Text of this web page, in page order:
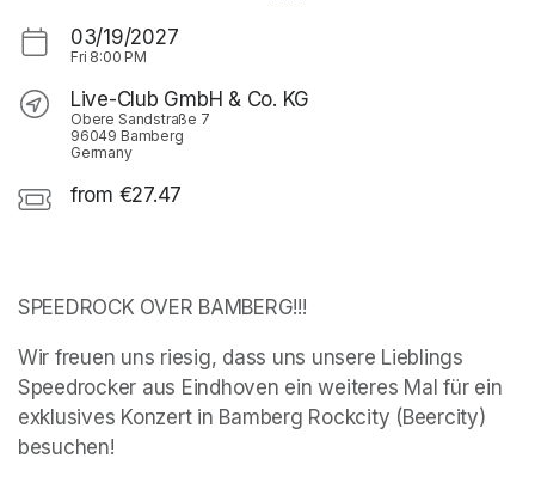
03/19/2027
Fri 8:00 PM
Live-Club GmbH & Co. KG
Obere Sandstraße 7
96049 Bamberg
Germany
from €27.47
SPEEDROCK OVER BAMBERG!!!
Wir freuen uns riesig, dass uns unsere Lieblings
Speedrocker aus Eindhoven ein weiteres Mal für ein
exklusives Konzert in Bamberg Rockcity (Beercity)
besuchen!